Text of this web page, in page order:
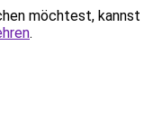
möchtest, kannst
.